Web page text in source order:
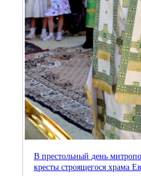
В престольный день
кресты строящегося храма